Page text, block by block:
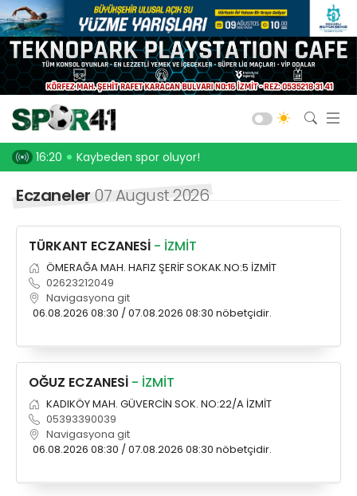
16:20 Kaybeden spor oluyor!
Eczaneler 07 August 2026
TÜRKANT ECZANESİ - İZMİT
ÖMERAĞA MAH. HAFIZ ŞERİF SOKAK.NO:5 İZMİT
02623212049
Navigasyona git
06.08.2026 08:30 / 07.08.2026 08:30 nöbetçidir.
OĞUZ ECZANESİ - İZMİT
KADIKÖY MAH. GÜVERCİN SOK. NO:22/A İZMİT
05393390039
Navigasyona git
06.08.2026 08:30 / 07.08.2026 08:30 nöbetçidir.
Kocaelispor
Gölcük
Salon Sporları
Okul Sporları
info@spor41.com